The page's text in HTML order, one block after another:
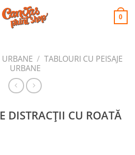
CANVAS
SHOP 0
/ TABLOURI CU PEISAJE
URBANE
DISTRACȚII CU ROATĂ